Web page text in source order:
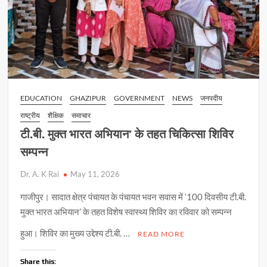
EDUCATION GHAZIPUR GOVERNMENT NEWS
जनपदीय
राष्ट्रीय
शैक्षिक समाचार
टी.बी. मुक्त भारत अभियान’ के तहत चिकित्सा शिविर
सम्पन्न
Dr. A. K Rai May 11, 2026
गाजीपुर। सादात क्षेत्र पंचायत के पंचायत भवन सवास में ‘100 दिवसीय टी.बी.
मुक्त भारत अभियान’ के तहत विशेष स्वास्थ्य शिविर का रविवार को सम्पन्न
हुआ। शिविर का मुख्य उद्देश्य टी.बी. …
READ MORE
Share this: